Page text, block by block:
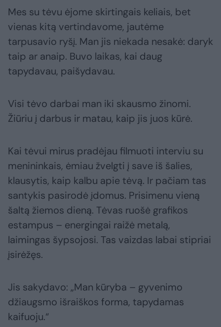
Mes su tėvu ėjome skirtingais keliais, bet
vienas kitą vertindavome, jautėme
tarpusavio ryšį. Man jis niekada nesakė: daryk
taip ar anaip. Buvo laikas, kai daug
tapydavau, paišydavau.
Visi tėvo darbai man iki skausmo žinomi.
Žiūriu į darbus ir matau, kaip jis juos kūrė.
Kai tėvui mirus pradėjau filmuoti interviu su
menininkais, ėmiau žvelgti į save iš šalies,
klausytis, kaip kalbu apie tėvą. Ir pačiam tas
santykis pasirodė įdomus. Prisimenu vieną
šaltą žiemos dieną. Tėvas ruošė grafikos
estampus – energingai raižė metalą,
laimingas šypsojosi. Tas vaizdas labai stipriai
įsirėžęs.
Jis sakydavo: „Man kūryba – gyvenimo
džiaugsmo išraiškos forma, tapydamas
kaifuoju.“